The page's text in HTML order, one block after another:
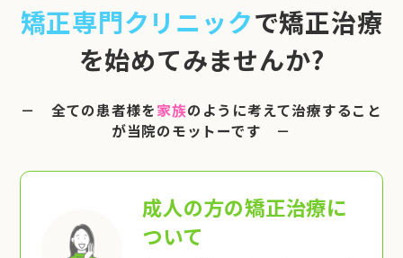
※日曜は不定期で診療してい
ます
矯正専門クリニックで矯正治療
を始めてみませんか?
－ 全ての患者様を家族のように考えて治療すること
が当院のモットーです －
成人の方の矯正治療に
ついて